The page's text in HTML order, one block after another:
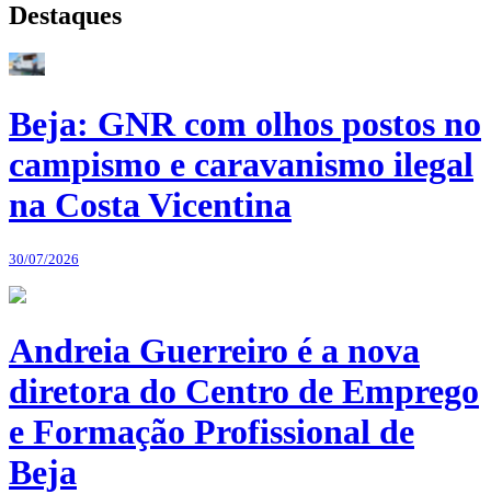
Destaques
Beja: GNR com olhos postos no
campismo e caravanismo ilegal
na Costa Vicentina
30/07/2026
Andreia Guerreiro é a nova
diretora do Centro de Emprego
e Formação Profissional de
Beja